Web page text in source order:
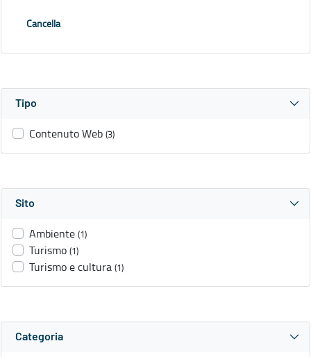
Cancella
Tipo
Contenuto Web (3)
Sito
Ambiente (1)
Turismo (1)
Turismo e cultura (1)
Categoria